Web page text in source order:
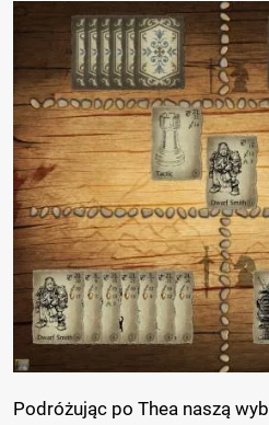
Podróżując po Thea naszą